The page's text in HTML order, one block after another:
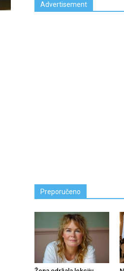
Advertisement
Preporučeno